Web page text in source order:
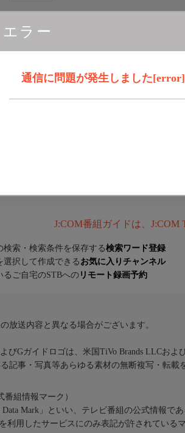
エラー
通信に問題が発生しました[error]
J:COM番組ガイドは、J:COM
検索・検索条件を保存する検索ワード登録
選択して作成できる お気に入りチャンネル
るご自宅のSTBへの リモート録画予約
放送内容と異なる場合がございます。
びGガイドロゴは、米国TiVo Brands LLCお
記事・写真等あらゆる素材の無断複写・転載
番組情報マーク）
Mark」といい、テレビ番組の公式情報であ
利用したサービスにのみ表記が許されている